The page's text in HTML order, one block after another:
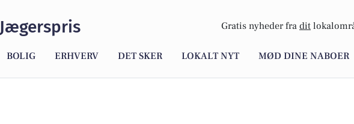
Jægerspris Gratis nyheder fra dit
BOLIG ERHVERV DET SKER LOKALT NYT MØD DINE NABOER